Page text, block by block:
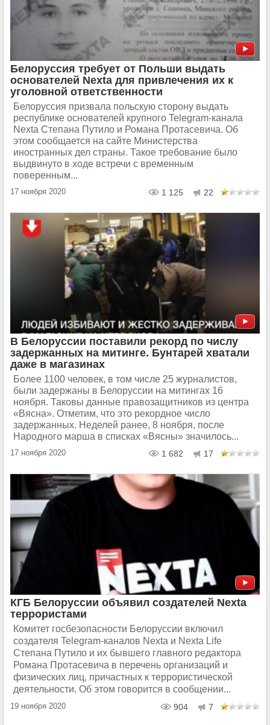
Белоруссия требует от Польши выдать
основателей Nexta для привлечения их к
уголовной ответственности
Белоруссия призвала польскую сторону выдать
республике основателей крупного Telegram-канала
Nexta Степана Путило и Романа Протасевича. Об
этом сообщается на сайте Министерства
иностранных дел страны. Такое требование было
выдвинуто в ходе встречи с временным
поверенным...
17 ноября 2020 1 125 22
В Белоруссии поставили рекорд по числу
задержанных на митинге. Бунтарей хватали
даже в магазинах
Более 1100 человек, в том числе 25 журналистов,
были задержаны в Белоруссии на митингах 16
ноября. Таковы данные правозащитников из центра
«Вясна». Отметим, что это рекордное число
задержанных. Неделей ранее, 8 ноября, после
Народного марша в списках «Вясны» значилось...
17 ноября 2020 1 682 17
КГБ Белоруссии объявил создателей Nexta
террористами
Комитет госбезопасности Белоруссии включил
создателя Telegram-каналов Nexta и Nexta Life
Степана Путило и их бывшего главного редактора
Романа Протасевича в перечень организаций и
физических лиц, причастных к террористической
деятельности. Об этом говорится в сообщении...
19 ноября 2020 904 7